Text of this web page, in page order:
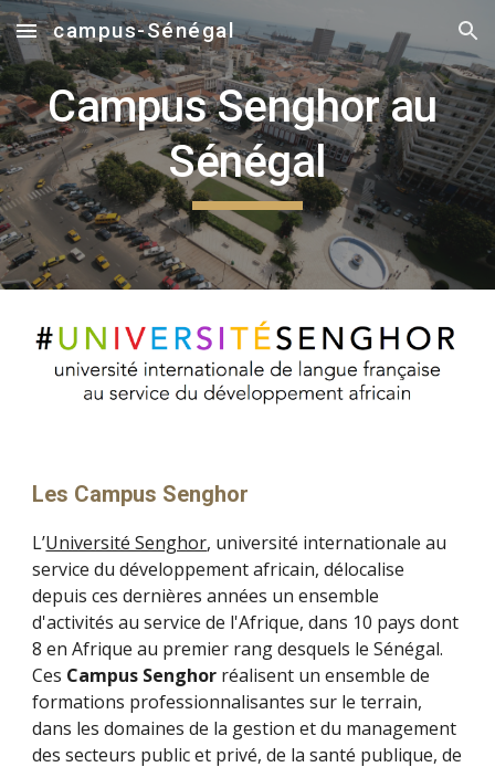
Skip to main content Skip to navigation
campus-Sénégal
Campus Senghor au
Sénégal
Les Campus Senghor
L’Université Senghor, université internationale au
service du développement africain, délocalise
depuis ces dernières années un ensemble
d'activités au service de l'Afrique, dans 10 pays dont
8 en Afrique au premier rang desquels le Sénégal.
Ces Campus Senghor réalisent un ensemble de
formations professionnalisantes sur le terrain,
dans les domaines de la gestion et du management
des secteurs public et privé, de la santé publique, de